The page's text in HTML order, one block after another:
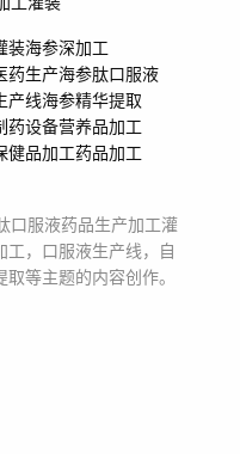
装海参深加工
药生产海参肽口服液
产线海参精华提取
药设备营养品加工
健品加工药品加工
口服液药品生产加工灌
工，口服液生产线，自
取等主题的内容创作。